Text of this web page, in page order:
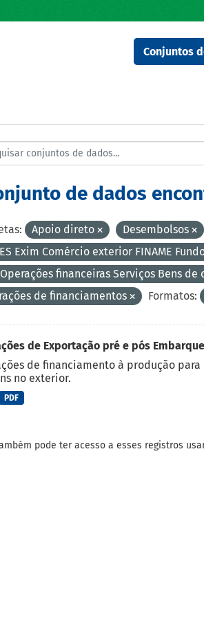
Conjuntos
de dados
Apoio direto
Desembolsos
Exim Comércio exterior FINAME
Operações financeiras Serviços Bens
de financiamentos
Formatos:
de Exportação pré e pós Embarque
de financiamento à produção
no exterior.
PDF
pode ter acesso a esses registros